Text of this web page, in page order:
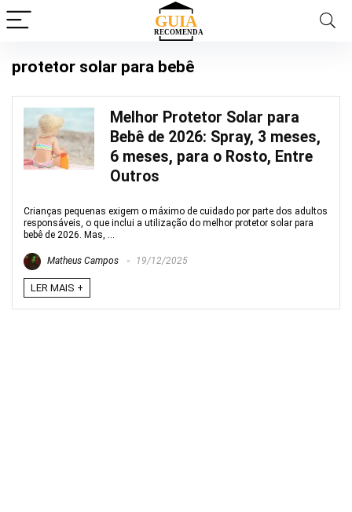
protetor solar para bebê
Melhor Protetor Solar para
Bebê de 2026: Spray, 3 meses,
6 meses, para o Rosto, Entre
Outros
Crianças pequenas exigem o máximo de cuidado por parte dos adultos
responsáveis, o que inclui a utilização do melhor protetor solar para
bebê de 2026. Mas, ...
Matheus Campos 19/12/2025
LER MAIS +